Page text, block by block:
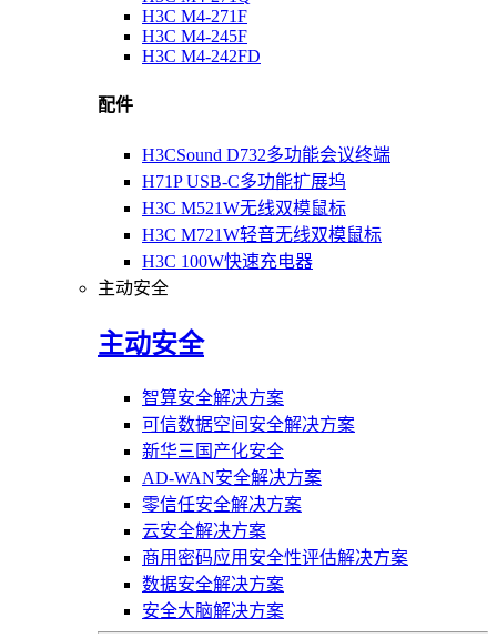
H3C M4-271F
H3C M4-245F
H3C M4-242FD
配件
H3CSound D732多功能会议终端
H71P USB-C多功能扩展坞
H3C M521W无线双模鼠标
H3C M721W轻音无线双模鼠标
H3C 100W快速充电器
主动安全
主动安全
智算安全解决方案
可信数据空间安全解决方案
新华三国产化安全
AD-WAN安全解决方案
零信任安全解决方案
云安全解决方案
商用密码应用安全性评估解决方案
数据安全解决方案
安全大脑解决方案